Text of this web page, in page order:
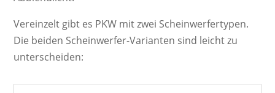
Vereinzelt gibt es PKW mit zwei Scheinwerfertypen.
Die beiden Scheinwerfer-Varianten sind leicht zu
unterscheiden: